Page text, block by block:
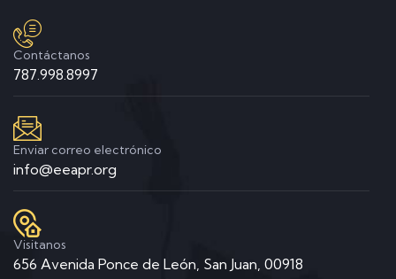
Contáctanos
787.998.8997
Enviar correo electrónico
info@eeapr.org
Visitanos
656 Avenida Ponce de León, San Juan, 00918